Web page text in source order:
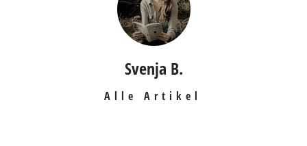
Svenja B.
Alle Artikel